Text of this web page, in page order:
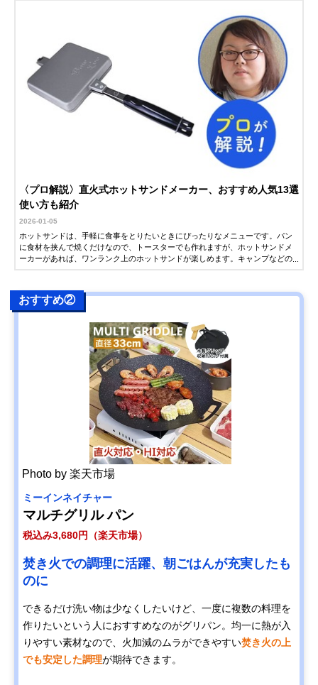
〈プロ解説〉直火式ホットサンドメーカー、おすすめ人気13選
使い方も紹介
2026-01-05
ホットサンドは、手軽に食事をとりたいときにぴったりなメニューです。パン
に食材を挟んで焼くだけなので、トースターでも作れますが、ホットサンドメ
ーカーがあれば、ワンランク上のホットサンドが楽しめます。キャンプなどの
おすすめ人気商品まで詳しく紹介します。ぜひ参考にしてください。
おすすめ②
Photo by 楽天市場
ミーインネイチャー
マルチグリル パン
税込み3,680円（楽天市場）
焚き火での調理に活躍、朝ごはんが充実したも
のに
できるだけ洗い物は少なくしたいけど、一度に複数の料理を
作りたいという人におすすめなのがグリパン。均一に熱が入
りやすい素材なので、火加減のムラができやすい焚き火の上
でも安定した調理が期待できます。